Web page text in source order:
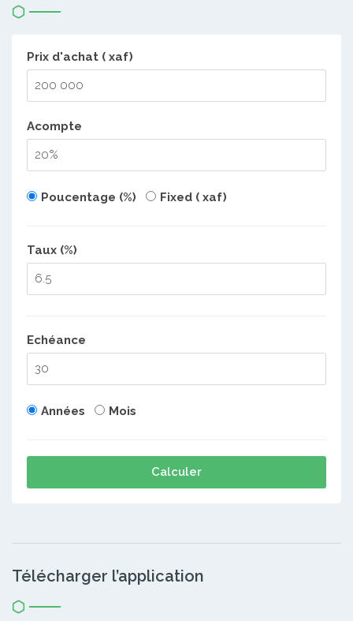
Prix d'achat ( xaf)
Acompte
Poucentage (%) Fixed ( xaf)
Taux (%)
Echéance
Années Mois
Calculer
Télécharger l’application